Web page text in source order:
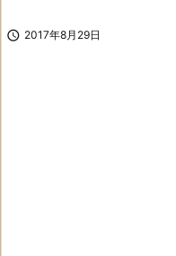
 2017年8月29日